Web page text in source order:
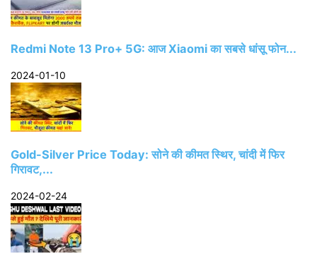
Redmi Note 13 Pro+ 5G: आज Xiaomi का सबसे धांसू फोन...
2024-01-10
Gold-Silver Price Today: सोने की कीमत स्थिर, चांदी में फिर
गिरावट,...
2024-02-24